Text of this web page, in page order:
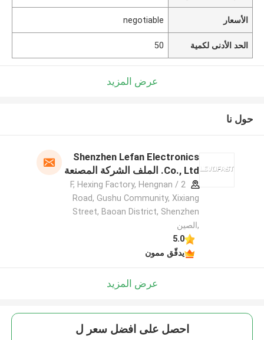
الأسعار negotiable
الحد الأدنى لكمية 50
عرض المزيد
حول نا
Shenzhen Lefan Electronics
Co., Ltd. الملف الشركة المصنعة
2 / F, Hexing Factory, Hengnan
Road, Gushu Community, Xixiang
Street, Baoan District, Shenzhen
,الصين
5.0
يدقّق ممون
عرض المزيد
احصل على افضل سعر ل